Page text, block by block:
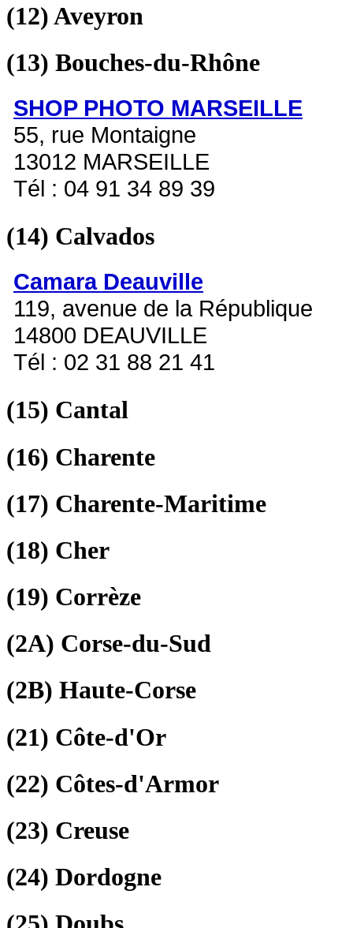
(12)Aveyron
(13) Bouches-du-Rhône
SHOP PHOTO MARSEILLE
55, rue Montaigne
13012 MARSEILLE
Tél : 04 91 34 89 39
(14) Calvados
Camara Deauville
119, avenue de la République
14800 DEAUVILLE
Tél : 02 31 88 21 41
(15) Cantal
(16) Charente
(17) Charente-Maritime
(18) Cher
(19) Corrèze
(2A) Corse-du-Sud
(2B) Haute-Corse
(21) Côte-d'Or
(22) Côtes-d'Armor
(23) Creuse
(24) Dordogne